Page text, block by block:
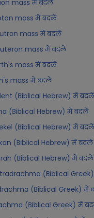
mass में बदलें
mass में बदलें
mass में बदलें
mass में बदलें
mass में बदलें
mass में बदलें
(Biblical Hebrew) में बदलें
(Biblical Hebrew) में बदलें
(Biblical Hebrew) में बदलें
(Biblical Hebrew) में बदलें
(Biblical Hebrew) में बदलें
(Biblical
(Biblical Greek) में
(Biblical Greek) में